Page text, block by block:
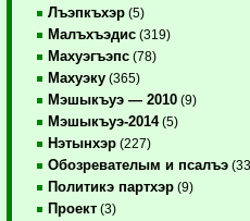
Лъэпкъхэр (5)
Малъхъэдис (319)
Махуэгъэпс (78)
Махуэку (365)
Мэшыкъуэ — 2010 (9)
Мэшыкъуэ-2014(5)
Нэтынхэр (227)
Обозревателым и псалъэ
Политикэ партхэр (9)
Проект (3)